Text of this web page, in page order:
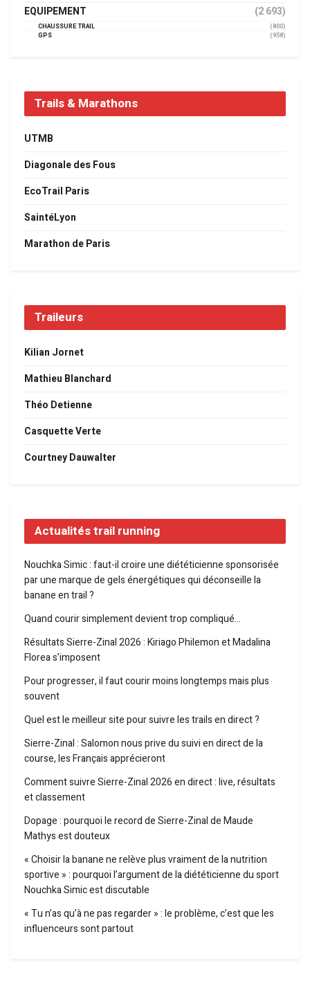
EQUIPEMENT (2 693)
CHAUSSURE TRAIL
(800)
GPS
(958)
Trails & Marathons
UTMB
Diagonale des Fous
EcoTrail Paris
SaintéLyon
Marathon de Paris
Traileurs
Kilian Jornet
Mathieu Blanchard
Théo Detienne
Casquette Verte
Courtney Dauwalter
Actualités trail running
Nouchka Simic : faut-il croire une diététicienne sponsorisée
par une marque de gels énergétiques qui déconseille la
banane en trail ?
Quand courir simplement devient trop compliqué…
Résultats Sierre-Zinal 2026 : Kiriago Philemon et Madalina
Florea s’imposent
Pour progresser, il faut courir moins longtemps mais plus
souvent
Quel est le meilleur site pour suivre les trails en direct ?
Sierre-Zinal : Salomon nous prive du suivi en direct de la
course, les Français apprécieront
Comment suivre Sierre-Zinal 2026 en direct : live, résultats
et classement
Dopage : pourquoi le record de Sierre-Zinal de Maude
Mathys est douteux
« Choisir la banane ne relève plus vraiment de la nutrition
sportive » : pourquoi l’argument de la diététicienne du sport
Nouchka Simic est discutable
« Tu n’as qu’à ne pas regarder » : le problème, c’est que les
influenceurs sont partout